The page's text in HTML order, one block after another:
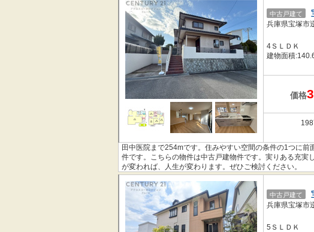
中古戸建て
兵庫県宝塚市
4ＳＬＤＫ
建物面積
価格
田中医院まで254mです。住みやすい空間の条件の1つに
件です。こちらの物件は中古戸建物件です。実りある充
が変われば、人生が変わります。ぜひご検討ください。
中古戸建て
兵庫県宝塚市
5ＳＬＤＫ